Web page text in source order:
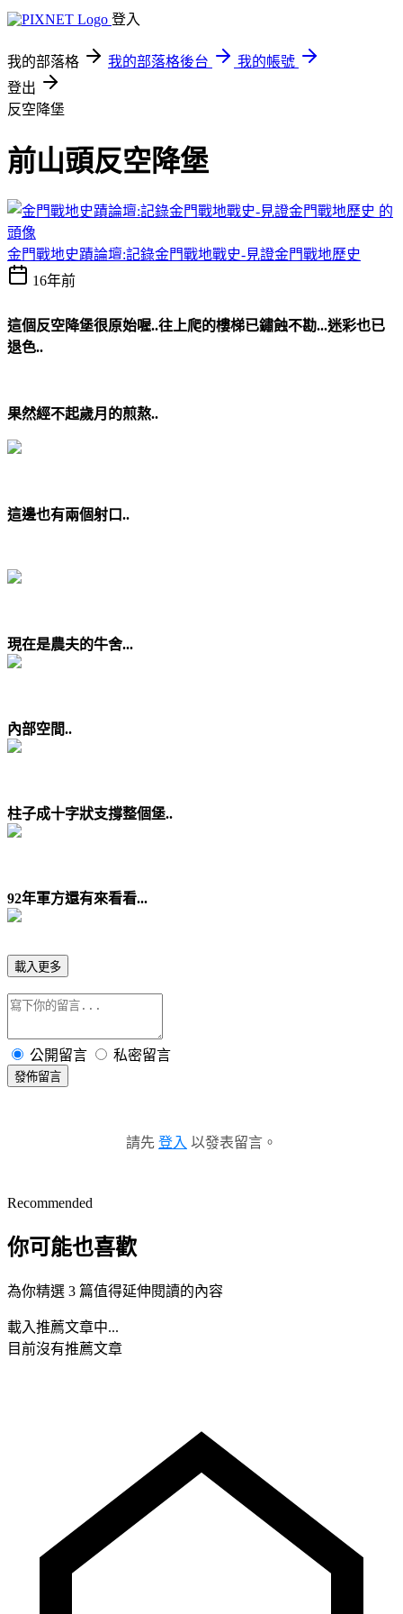
登入
我的部落格 我的部落格後台
我的帳號
登出
反空降堡
前山頭反空降堡
金門戰地史蹟論壇:記錄金門戰地戰史-見證金門戰地歷史
16年前
這個反空降堡很原始喔..往上爬的樓梯已鏽蝕不勘...迷彩也已
退色..
果然經不起歲月的煎熬..
這邊也有兩個射口..
現在是農夫的牛舍...
內部空間..
柱子成十字狀支撐整個堡..
92年軍方還有來看看...
載入更多
公開留言 私密留言
發佈留言
請先 登入 以發表留言。
Recommended
你可能也喜歡
為你精選 3 篇值得延伸閱讀的內容
載入推薦文章中...
目前沒有推薦文章